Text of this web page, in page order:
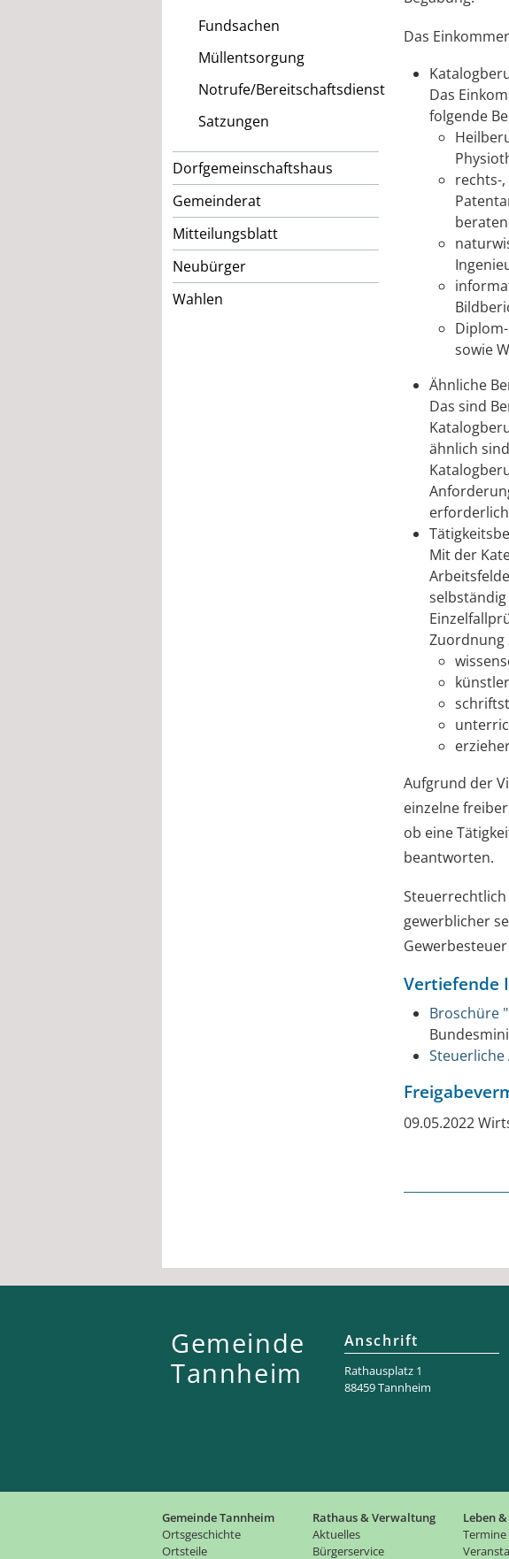
Fundsachen
Müllentsorgung
Notrufe/Bereitschaftsdienst
Satzungen
Dorfgemeinschaftshaus
Gemeinderat
Mitteilungsblatt
Neubürger
Wahlen
Das
Das
folgende
rechts-
sowie
Ähnliche
Das sind
ähnlich
Mit der
Zuordnung
Aufgrund der
einzelne
ob eine
beantworten.
gewerblicher
Vertiefende
Broschüre
09.05.2022
Gemeinde
Tannheim
Anschrift
Rathaus­platz 1
88459 Tannheim
Gemeinde Tannheim
Ortsgeschichte
Ortsteile
Rathaus & Verwaltung
Aktuelles
Bürgerservice
Leben
Termine